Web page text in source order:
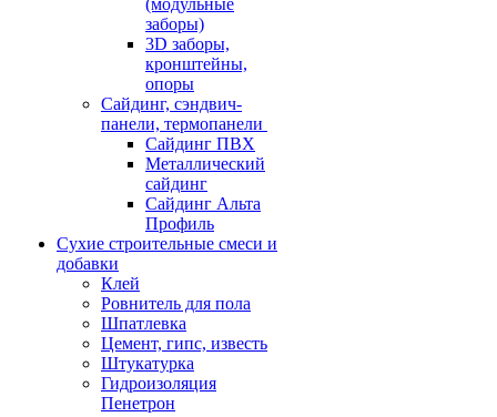
(модульные
заборы)
3D заборы,
кронштейны,
опоры
Cайдинг, сэндвич-
панели, термопанели
Сайдинг ПВХ
Металлический
сайдинг
Сайдинг Альта
Профиль
Сухие строительные смеси и
добавки
Клей
Ровнитель для пола
Шпатлевка
Цемент, гипс, известь
Штукатурка
Гидроизоляция
Пенетрон